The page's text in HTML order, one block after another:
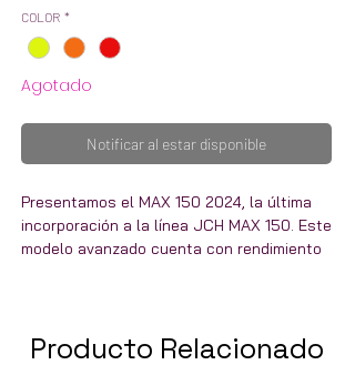
COLOR *
Agotado
Notificar al estar disponible
Presentamos el MAX 150 2024, la última
incorporación a la línea JCH MAX 150. Este
modelo avanzado cuenta con rendimiento
150 2024 presenta una construcción de
primera línea para brindar durabilidad y
Producto Relacionado